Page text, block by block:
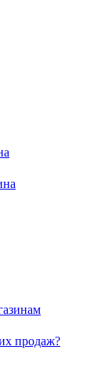
продаж?